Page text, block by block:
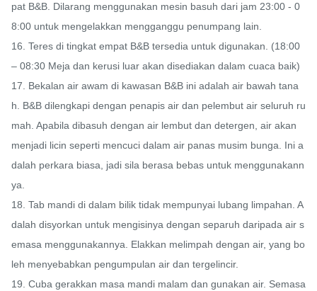
pat B&B. Dilarang menggunakan mesin basuh dari jam 23:00 - 0
8:00 untuk mengelakkan mengganggu penumpang lain.
16. Teres di tingkat empat B&B tersedia untuk digunakan. (18:00
– 08:30 Meja dan kerusi luar akan disediakan dalam cuaca baik)
17. Bekalan air awam di kawasan B&B ini adalah air bawah tana
h. B&B dilengkapi dengan penapis air dan pelembut air seluruh ru
mah. Apabila dibasuh dengan air lembut dan detergen, air akan
menjadi licin seperti mencuci dalam air panas musim bunga. Ini a
dalah perkara biasa, jadi sila berasa bebas untuk menggunakann
ya.
18. Tab mandi di dalam bilik tidak mempunyai lubang limpahan. A
dalah disyorkan untuk mengisinya dengan separuh daripada air s
emasa menggunakannya. Elakkan melimpah dengan air, yang bo
leh menyebabkan pengumpulan air dan tergelincir.
19. Cuba gerakkan masa mandi malam dan gunakan air. Semasa